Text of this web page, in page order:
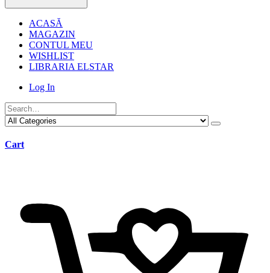
ACASĂ
MAGAZIN
CONTUL MEU
WISHLIST
LIBRARIA ELSTAR
Log In
Cart